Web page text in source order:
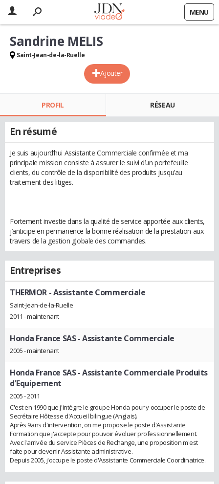
MENU
Ajouter
Sandrine MELIS
Saint-Jean-de-la-Ruelle
PROFIL RÉSEAU
En résumé
Je suis aujourd’hui Assistante Commerciale confirmée et ma
principale mission consiste à assurer le suivi d’un portefeuille
clients, du contrôle de la disponibilité des produits jusqu’au
traitement des litiges.
Fortement investie dans la qualité de service apportée aux clients,
j’anticipe en permanence la bonne réalisation de la prestation aux
travers de la gestion globale des commandes.
Entreprises
THERMOR - Assistante Commerciale
Saint-Jean-de-la-Ruelle
2011 - maintenant
Honda France SAS- Assistante Commerciale
2005 - maintenant
Honda France SAS- Assistante Commerciale Produits
d'Equipement
2005 - 2011
C'est en 1990 que j'intègre le groupe Honda pour y occuper le poste de
Secrétaire Hôtesse d'Accueil bilingue (Anglais).
Après 9ans d'intervention, on me propose le poste d'Assistante
Formation que j'accepte pour pouvoir évoluer professionnellement.
Avec l'arrivée du service Pièces de Rechange, une proposition m'est
faite pour devenir Assistante administrative.
Depuis 2005, j'occupe le poste d'Assistante Commerciale Coordinatrice.